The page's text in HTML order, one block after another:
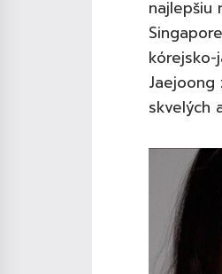
najlepšiu
kórejsko-
Jaejoong
skvelých